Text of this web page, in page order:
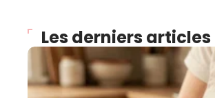
Les derniers articles